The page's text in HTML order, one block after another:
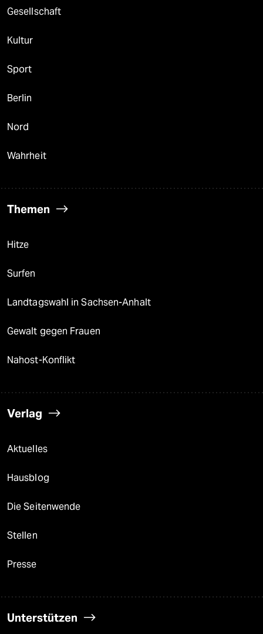
Gesellschaft
Kultur
Sport
Berlin
Nord
Wahrheit
Themen
Hitze
Surfen
Landtagswahl in Sachsen-Anhalt
Gewalt gegen Frauen
Nahost-Konflikt
Verlag
Aktuelles
Hausblog
Die Seitenwende
Stellen
Presse
Unterstützen